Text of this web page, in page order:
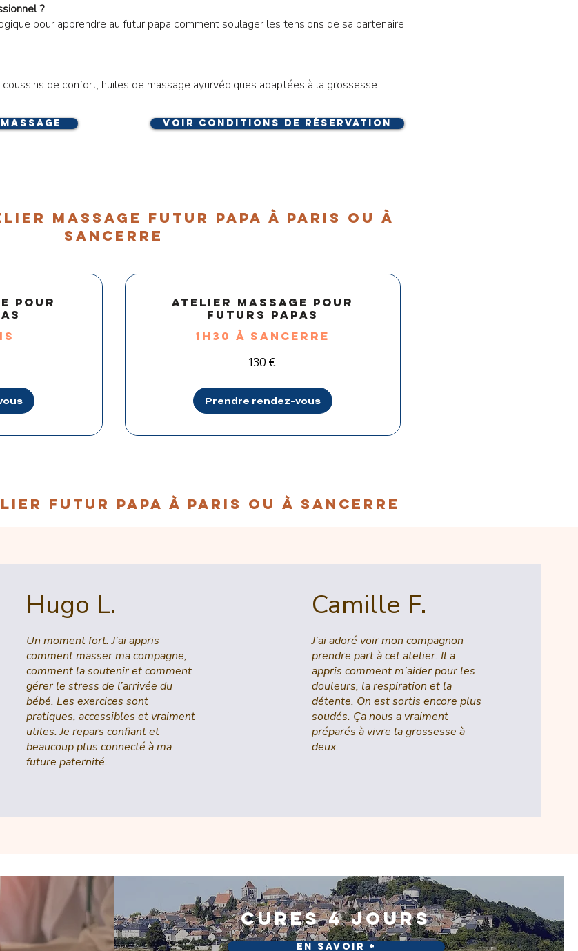
?
pour apprendre au futur papa comment soulager les tensions de sa partenaire
de confort, huiles de massage ayurvédiques adaptées à la grossesse.
voir conditions de réservation
MASSAGE FUTUR PAPA à paris ou à
sancerre
pour
Atelier massage pour
futurs papas
1h30 à SANCERRE
130 €
Prendre rendez-vous
FUTUR PAPA à paris ou à sancerre
Hugo L.
Un moment fort. J’ai appris
comment masser ma compagne,
comment la soutenir et comment
gérer le stress de l’arrivée du
bébé. Les exercices sont
pratiques, accessibles et vraiment
utiles. Je repars confiant et
beaucoup plus connecté à ma
future paternité.
Camille F.
J’ai adoré voir mon compagnon
prendre part à cet atelier. Il a
appris comment m’aider pour les
douleurs, la respiration et la
détente. On est sortis encore plus
soudés. Ça nous a vraiment
préparés à vivre la grossesse à
deux.
cures 4 jours
En savoir +